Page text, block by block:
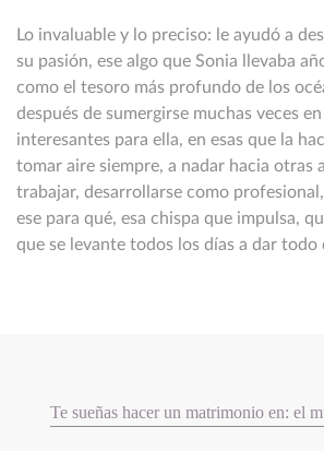
Lo invaluable y lo preciso: le ayudó a
su pasión, ese algo que Sonia llevaba
como el tesoro más profundo de los
después de sumergirse muchas veces
interesantes para ella, en esas que la
tomar aire siempre, a nadar hacia otras
trabajar, desarrollarse como
ese para qué, esa chispa que impulsa,
que se levante todos los días a dar todo
Te sueñas hacer un matrimonio en: el